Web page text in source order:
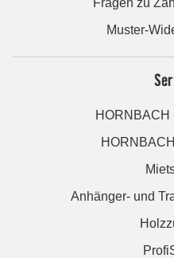
Fragen zu
Muster-
HORNBACH
Anhänger- und